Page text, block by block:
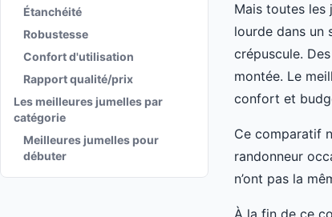
Étanchéité
Robustesse
Confort d'utilisation
Rapport qualité/prix
Les meilleures jumelles par
catégorie
Meilleures jumelles pour
débuter
Mais toutes les
lourde dans un
crépuscule.
montée. Le
confort et
Ce comparatif
randonneur
n’ont pas la